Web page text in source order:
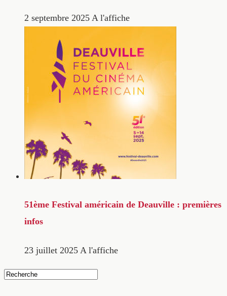
2 septembre 2025 A l'affiche
51ème Festival américain de Deauville : premières
infos
23 juillet 2025 A l'affiche